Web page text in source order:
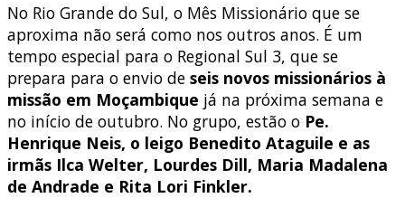
No Rio Grande do Sul, o Mês Missionário que se
aproxima não será como nos outros anos. É um
tempo especial para o Regional Sul 3, que se
prepara para o envio de seis novos missionários à
missão em Moçambique já na próxima semana e
no início de outubro. No grupo, estão o Pe.
Henrique Neis, o leigo Benedito Ataguile e as
irmãs Ilca Welter, Lourdes Dill, Maria Madalena
de Andrade e Rita Lori Finkler.